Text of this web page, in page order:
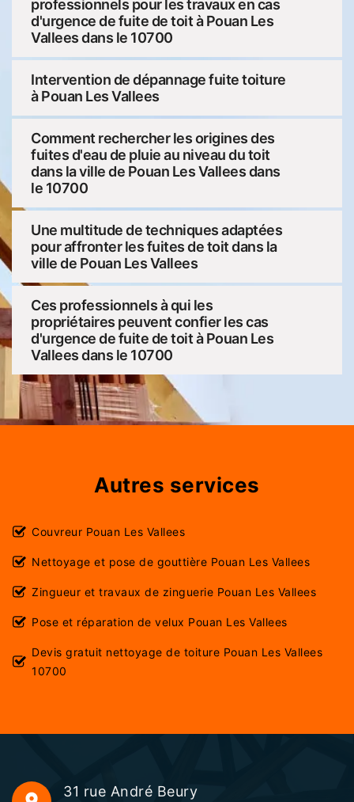
professionnels pour les travaux en cas
d'urgence de fuite de toit à Pouan Les
Vallees dans le 10700
Intervention de dépannage fuite toiture
à Pouan Les Vallees
Comment rechercher les origines des
fuites d'eau de pluie au niveau du toit
dans la ville de Pouan Les Vallees dans
le 10700
Une multitude de techniques adaptées
pour affronter les fuites de toit dans la
ville de Pouan Les Vallees
Ces professionnels à qui les
propriétaires peuvent confier les cas
d'urgence de fuite de toit à Pouan Les
Vallees dans le 10700
Autres services
Couvreur Pouan Les Vallees
Nettoyage et pose de gouttière Pouan Les Vallees
Zingueur et travaux de zinguerie Pouan Les Vallees
Pose et réparation de velux Pouan Les Vallees
Devis gratuit nettoyage de toiture Pouan Les Vallees
10700
31 rue André Beury